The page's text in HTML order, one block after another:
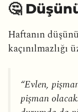
🤔
Haftanın
kaçınılmazlığı
“Evlen,
pişman